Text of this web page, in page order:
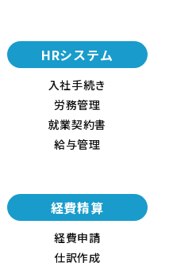
HRシステム
入社手続き
労務管理
就業契約書
給与管理
経費精算
経費申請
仕訳作成